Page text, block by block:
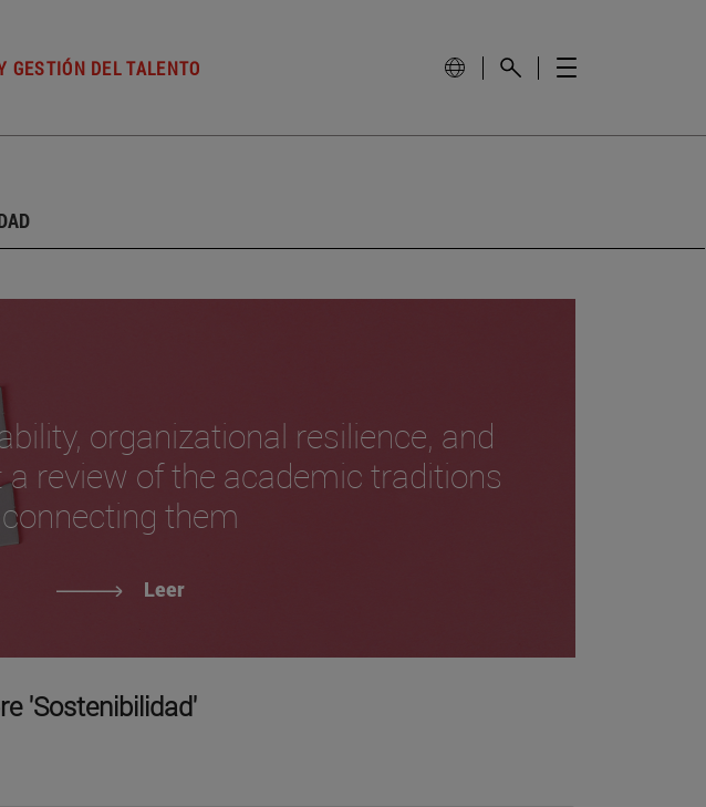
GESTIÓN DEL TALENTO
organizational resilience, and
review of the academic traditions
connecting them
Leer
'Sostenibilidad'